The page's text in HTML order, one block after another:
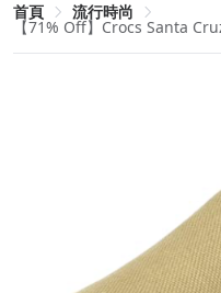
首頁 流行時尚
【71% Off】Crocs Santa